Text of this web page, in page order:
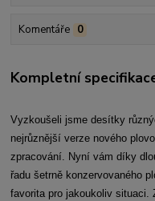
Komentáře 0
Kompletní
Vyzkoušeli jsme desítky
nejrůznější verze nového
zpracování. Nyní vám díky
řadu šetrně konzervovaného
favorita pro jakoukoliv situaci.